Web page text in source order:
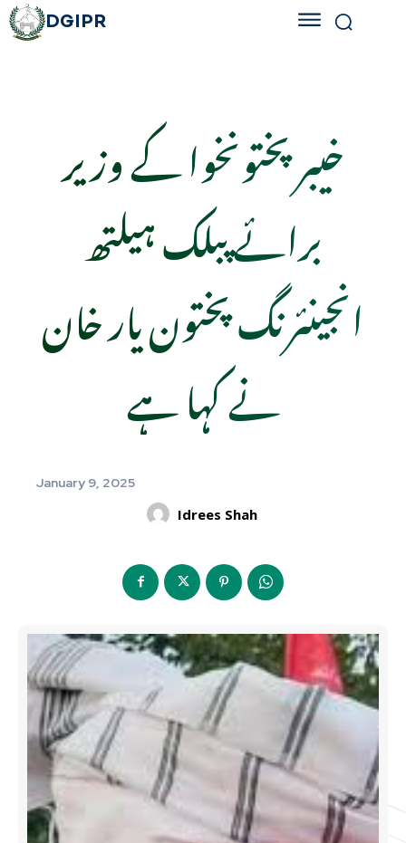
DGIPR
خیبر پختونخوا کے وزیر
برائے پبلک ہیلتھ
انجینئرنگ پختون یار خان
نے کہا ہے
January 9, 2025
Idrees Shah